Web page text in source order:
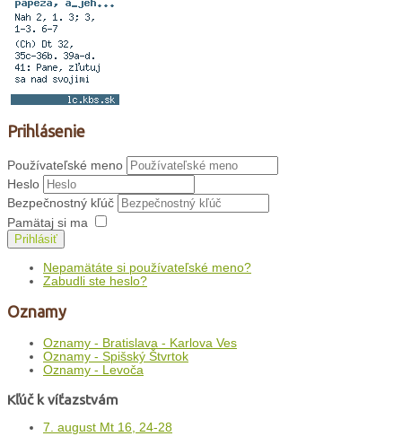
Prihlásenie
Používateľské meno
Heslo
Bezpečnostný kľúč
Pamätaj si ma
Prihlásiť
Nepamätáte si používateľské meno?
Zabudli ste heslo?
Oznamy
Oznamy - Bratislava - Karlova Ves
Oznamy - Spišský Štvrtok
Oznamy - Levoča
Kľúč k víťazstvám
7. august Mt 16, 24-28